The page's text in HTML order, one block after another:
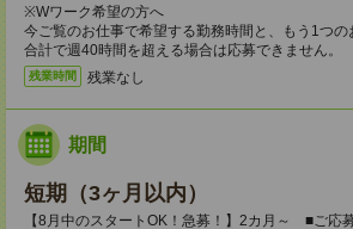
※Wワーク希望の方へ
今ご覧のお仕事で希望する勤務時間と、もう1つの
合計で週40時間を超える場合は応募できません。
残業時間 残業なし
期間
短期（3ヶ月以内）
【8月中のスタートOK！急募！】2カ月～ ■ご応